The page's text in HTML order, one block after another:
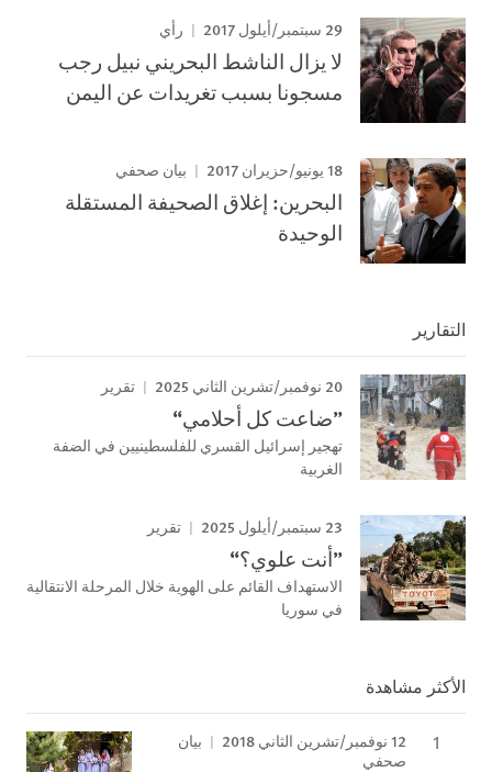
29 سبتمبر/أيلول 2017 رأي
لا يزال الناشط البحريني نبيل رجب
مسجونا بسبب تغريدات عن اليمن
18 يونيو/حزيران 2017 بيان صحفي
البحرين: إغلاق الصحيفة المستقلة
الوحيدة
التقارير
20 نوفمبر/تشرين الثاني 2025 تقرير
”ضاعت كل أحلامي“
تهجير إسرائيل القسري للفلسطينيين في الضفة
الغربية
23 سبتمبر/أيلول 2025 تقرير
”أنت علوي؟“
الاستهداف القائم على الهوية خلال المرحلة الانتقالية
في سوريا
الأكثر مشاهدة
12 نوفمبر/تشرين الثاني 2018
بيان
صحفي